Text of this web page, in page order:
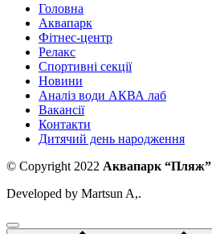
Головна
Аквапарк
Фітнес-центр
Релакс
Спортивні секції
Новини
Аналіз води АКВА лаб​
Вакансії
Контакти
Дитячий день народження
© Copyright 2022 Аквапарк “Пляж”
Developed by Martsun A,.